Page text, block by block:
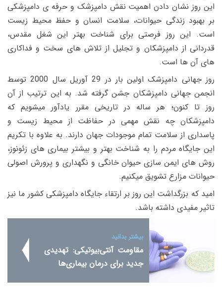
این روز نشان دادن اهمیت نقش دامپزشک و حرفه ی دامپزشکی
بر بهبود زندگی حیوانات، سلامت انسان و حفظ محیط زیست
است. این روز فرصتی برای شناخت بهتر این شغل مقدس،
قدردانی از دامپزشکان و تجلیل از تلاش های سخت و فداکاری
های آن ها است.
روز جهانی دامپزشک اولین بار در 29 آوریل سال 2000 توسط
انجمن جهانی دامپزشکان جشن گرفته شد. به این ترتیب از آن
روز تا کنون؛ هر ساله در تاریخی مقرر یادآور میشویم که
دامپزشکان چه نقش مهمی در حفاظت از محیط زیست و
پاسداری از سلامت تمام موجودات جهان دارند. به علاوه با تکریم
این جایگاه مردم را به شناخت بهتر و بیشتر بیماری های زئونوز،
روش های ایمن سازی حیوان خانگی و نگهداری و پرورش اصولی
حیوانات مزارع تشویق میکنیم.
امید که بزرگداشت این روز بر ارتقاء جایگاه دامپزشکی کشور ما نیز
تاثیر مفیدی داشته باشد.
بیشتر بدانید
مقاومت آنتی‌بیوتیکی: تهدیدی
جدید برای درمان بیماری‌ها